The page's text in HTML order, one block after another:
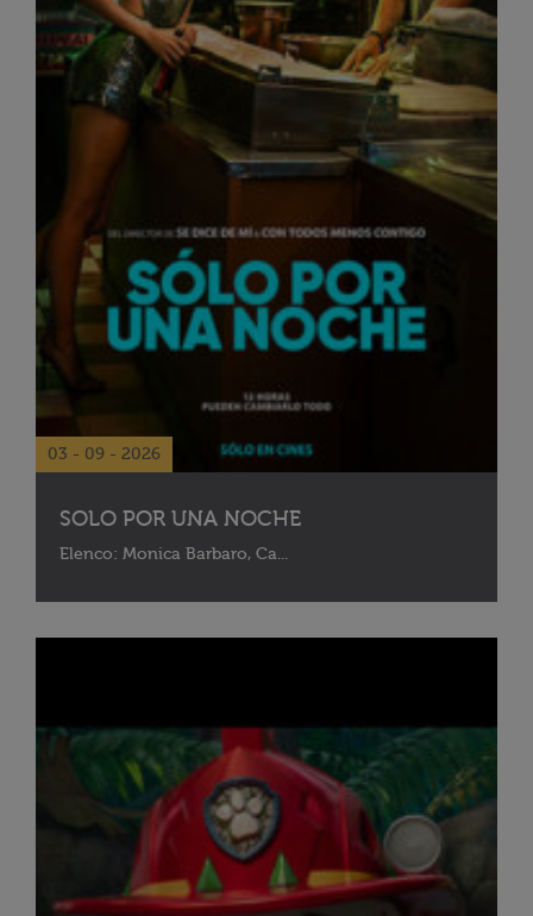
03 - 09 - 2026
SOLO POR UNA NOCHE
Elenco: Monica Barbaro, Ca...